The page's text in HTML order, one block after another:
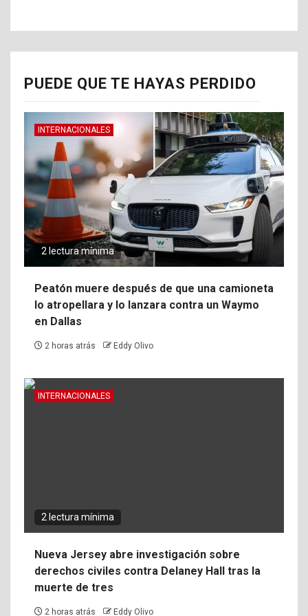
PUEDE QUE TE HAYAS PERDIDO
INTERNACIONALES
2 lectura mínima
Peatón muere después de que una camioneta
lo atropellara y lo lanzara contra un Waymo
en Dallas
2 horas atrás Eddy Olivo
INTERNACIONALES
2 lectura mínima
Nueva Jersey abre investigación sobre
derechos civiles contra Delaney Hall tras la
muerte de tres
2 horas atrás Eddy Olivo